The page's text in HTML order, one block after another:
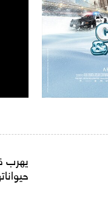
يهرب